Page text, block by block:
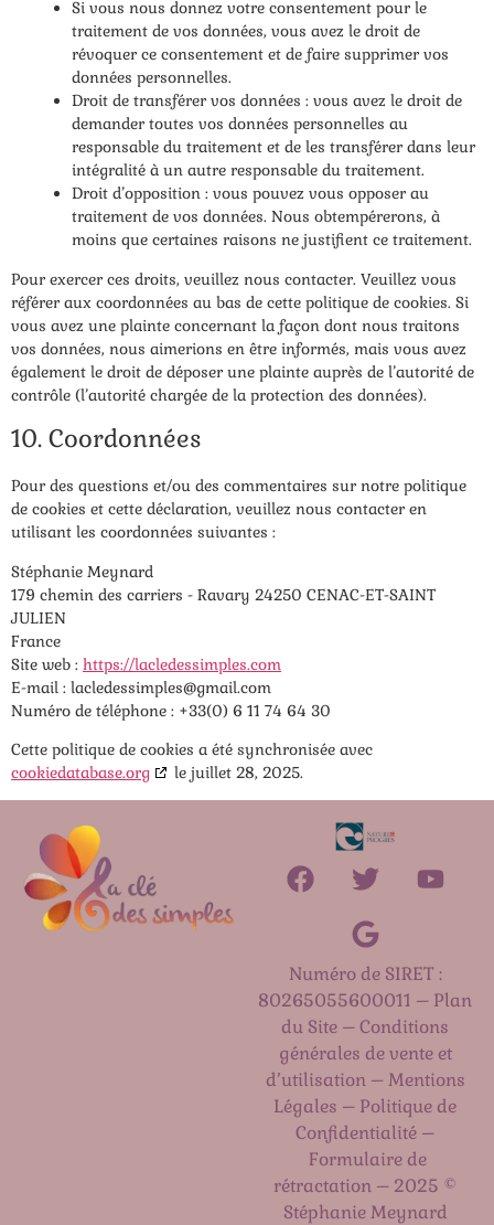
Si vous nous donnez votre consentement pour le
traitement de vos données, vous avez le droit de
révoquer ce consentement et de faire supprimer vos
données personnelles.
Droit de transférer vos données : vous avez le droit de
demander toutes vos données personnelles au
responsable du traitement et de les transférer dans leur
intégralité à un autre responsable du traitement.
Droit d’opposition : vous pouvez vous opposer au
traitement de vos données. Nous obtempérerons, à
moins que certaines raisons ne justifient ce traitement.
Pour exercer ces droits, veuillez nous contacter. Veuillez vous
référer aux coordonnées au bas de cette politique de cookies. Si
vous avez une plainte concernant la façon dont nous traitons
vos données, nous aimerions en être informés, mais vous avez
également le droit de déposer une plainte auprès de l’autorité de
contrôle (l’autorité chargée de la protection des données).
10. Coordonnées
Pour des questions et/ou des commentaires sur notre politique
de cookies et cette déclaration, veuillez nous contacter en
utilisant les coordonnées suivantes :
Stéphanie Meynard
179 chemin des carriers - Ravary 24250 CENAC-ET-SAINT
JULIEN
France
Site web : https://lacledessimples.com
E-mail : lacledessimples@gmail.com
Numéro de téléphone : +33(0) 6 11 74 64 30
Cette politique de cookies a été synchronisée avec
cookiedatabase.org
le juillet 28, 2025.
Numéro de SIRET :
80265055600011 – Plan
du Site –Conditions
générales de vente et
d’utilisation –Mentions
Légales – Politique de
Confidentialité –
Formulaire de
rétractation – 2025 ©
Stéphanie Meynard